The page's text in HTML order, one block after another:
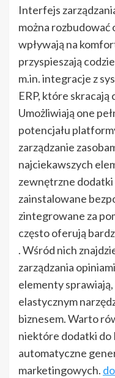
Interfejs
można rozbudować
wpływają na
przyspieszają
m.in. integracje z
ERP, które skracają
Umożliwiają one
potencjału
zarządzanie
najciekawszych
zewnętrzne dodatki
zainstalowane
zintegrowane za
często oferują
. Wśród nich
zarządzania
elementy sprawiają,
elastycznym
biznesem. Warto
niektóre dodatki do
automatyczne
marketingowych.